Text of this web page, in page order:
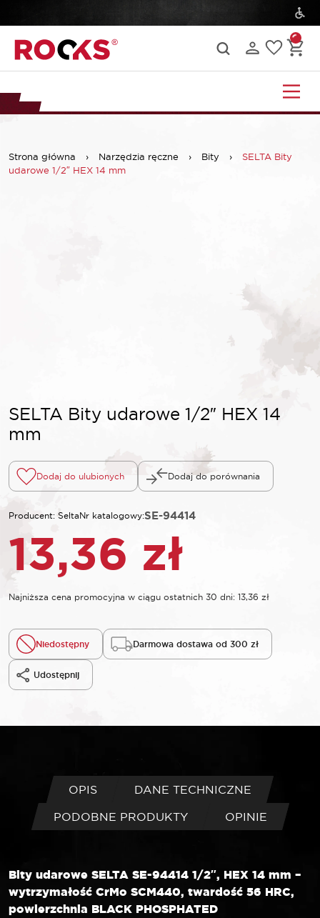
Strona główna › Narzędzia ręczne › Bity ›
SELTA Bity
udarowe 1/2″ HEX 14 mm
SELTA Bity udarowe 1/2″ HEX 14
mm
Dodaj do ulubionych Dodaj do porównania
Producent: SeltaNr katalogowy:SE-94414
13,36 zł
Najniższa cena promocyjna w ciągu ostatnich 30 dni: 13,36 zł
Niedostępny Darmowa dostawa od 300 zł
Udostępnij
OPIS
DANE TECHNICZNE
PODOBNE PRODUKTY
OPINIE
Bity udarowe SELTA SE-94414 1/2″, HEX 14 mm –
wytrzymałość CrMo SCM440, twardość 56 HRC,
powierzchnia BLACK PHOSPHATED